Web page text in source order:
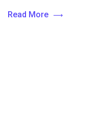
Read More